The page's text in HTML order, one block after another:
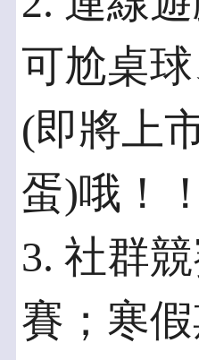
可尬桌
(即將上
蛋)哦！！
3. 社群
賽；寒